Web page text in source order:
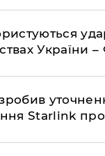
України
Starlink